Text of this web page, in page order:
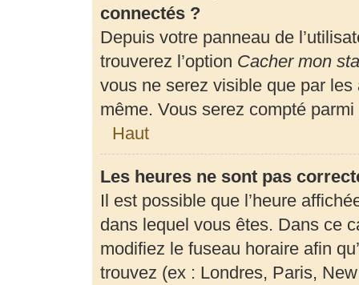
connectés ?
Depuis votre panneau de
trouverez l’option Cacher mon
vous ne serez visible que par
même. Vous serez compté
Haut
Les heures ne sont pas
Il est possible que l’heure
dans lequel vous êtes. Dans ce
modifiez le fuseau horaire afin
trouvez (ex : Londres, Paris,